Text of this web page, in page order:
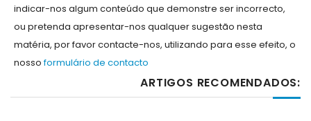
indicar-nos algum conteúdo que demonstre ser incorrecto,
ou pretenda apresentar-nos qualquer sugestão nesta
matéria, por favor contacte-nos, utilizando para esse efeito, o
nossoformulário de contacto
ARTIGOS RECOMENDADOS: